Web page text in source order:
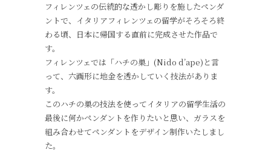
フィレンツェの伝統的な透かし彫りを施したペンダ
ントで、イタリアフィレンツェの留学がそろそろ終
わる頃、日本に帰国する直前に完成させた作品で
す。
フィレンツェでは「ハチの巣」(Nido d’ape)と言
って、六画形に地金を透かしていく技法がありま
す。
このハチの巣の技法を使ってイタリアの留学生活の
最後に何かペンダントを作りたいと思い、ガラスを
組み合わせてペンダントをデザイン制作いたしまし
た。